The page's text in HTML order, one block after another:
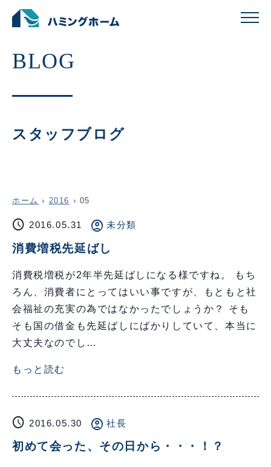
スタッフブログ
ホーム › 2016 › 05
schedule 2016.05.31 account_circle 未分類
消費増税先延ばし
消費税増税が2年半先延ばしになる様ですね。 もち
ろん、消費者にとってはいい事ですが、もともと社
会福祉の充実の為ではなかったでしょうか？ そも
そも国の借金も先延ばしにばかりしていて、本当に
大丈夫なのでし…
もっと読む
schedule 2016.05.30 account_circle 社長
初めて会った、その日から・・・！？